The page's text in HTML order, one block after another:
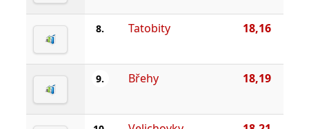
8. Tatobity 18,16
9. Břehy 18,19